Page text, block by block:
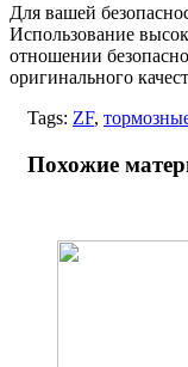
Для вашей
Использование
отношении
оригинального
Tags: ZF,
Похожие